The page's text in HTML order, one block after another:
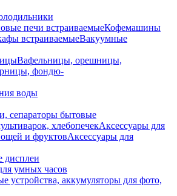
печи встраиваемыеКофемашины
встраиваемыеВакуумные
Вафельницы, орешницы,
фондю-
воды
сепараторы бытовые
хлебопечекАксессуары для
и фруктовАксессуары для
дисплеи
умных часов
устройства, аккумуляторы для фото,